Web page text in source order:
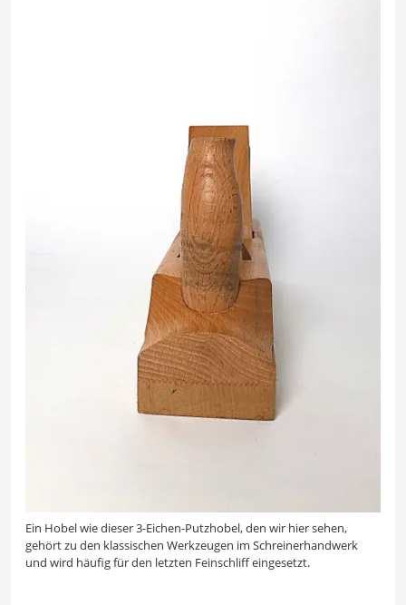
Ein Hobel wie dieser 3-Eichen-Putzhobel, den wir hier sehen,
gehört zu den klassischen Werkzeugen im Schreinerhandwerk
und wird häufig für den letzten Feinschliff eingesetzt.